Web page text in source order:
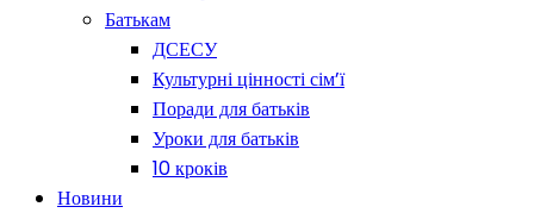
Батькам
ДСЕСУ
Культурні цінності сім’ї
Поради для батьків
Уроки для батьків
10 кроків
Новини